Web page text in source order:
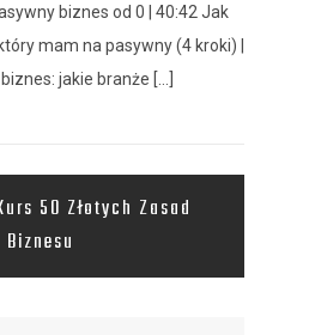
biznes od 0 | 40:42 Jak
mam na pasywny (4 kroki) |
jakie branże [...]
50 Złotych Zasad
Biznesu